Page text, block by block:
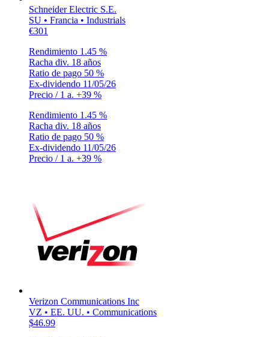
Schneider Electric S.E.
SU • Francia • Industrials
€301
Rendimiento 1.45 %
Racha div. 18 años
Ratio de pago 50 %
Ex-dividendo 11/05/26
Precio / 1 a. +39 %
Rendimiento 1.45 %
Racha div. 18 años
Ratio de pago 50 %
Ex-dividendo 11/05/26
Precio / 1 a. +39 %
Verizon Communications Inc
VZ • EE. UU. • Communications
$46.99